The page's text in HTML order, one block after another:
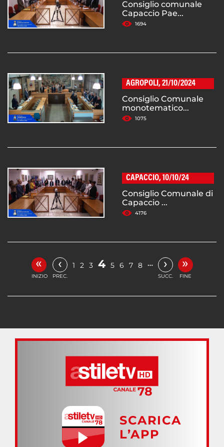
Consiglio comunale
Capaccio Pae...
1694
AGROPOLI, 21/10/2024
Consiglio Comunale
monotematico...
1075
CAPACCIO, 10/10/24
Consiglio Comunale di
Capaccio ...
4176
«
INIZIO
‹
PREC.
1 2 3 4 5 6 7 8 … ›
SUCC.
»
FINE
SCARICA
L’APP